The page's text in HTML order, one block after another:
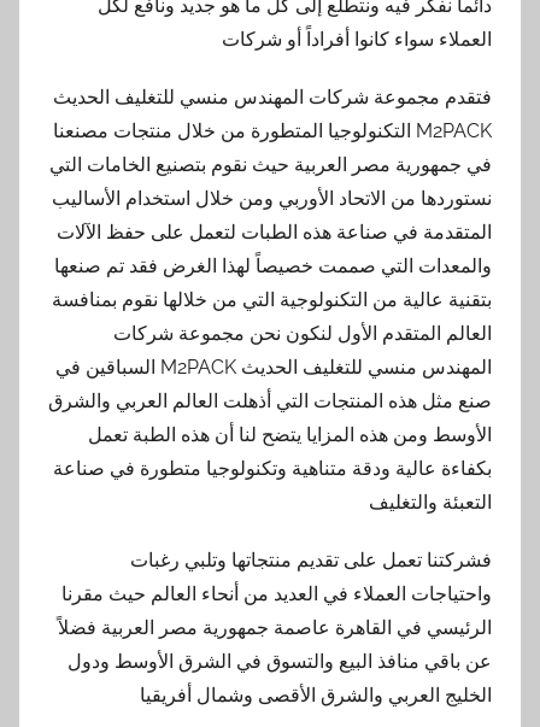
دائماً نفكر فيه ونتطلع إلى كل ما هو جديد ونافع لكل
العملاء سواء كانوا أفراداً أو شركات
فتقدم مجموعة شركات المهندس منسي للتغليف الحديث
M2PACK التكنولوجيا المتطورة من خلال منتجات مصنعنا
في جمهورية مصر العربية حيث نقوم بتصنيع الخامات التي
نستوردها من الاتحاد الأوربي ومن خلال استخدام الأساليب
المتقدمة في صناعة هذه الطبات لتعمل على حفظ الآلات
والمعدات التي صممت خصيصاً لهذا الغرض فقد تم صنعها
بتقنية عالية من التكنولوجية التي من خلالها نقوم بمنافسة
العالم المتقدم الأول لنكون نحن مجموعة شركات
المهندس منسي للتغليف الحديث M2PACK السباقين في
صنع مثل هذه المنتجات التي أذهلت العالم العربي والشرق
الأوسط ومن هذه المزايا يتضح لنا أن هذه الطبة تعمل
بكفاءة عالية ودقة متناهية وتكنولوجيا متطورة في صناعة
التعبئة والتغليف
فشركتنا تعمل على تقديم منتجاتها وتلبي رغبات
واحتياجات العملاء في العديد من أنحاء العالم حيث مقرنا
الرئيسي في القاهرة عاصمة جمهورية مصر العربية فضلاً
عن باقي منافذ البيع والتسوق في الشرق الأوسط ودول
الخليج العربي والشرق الأقصى وشمال أفريقيا